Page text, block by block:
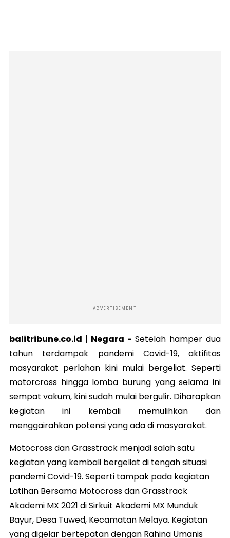
ADVERTISEMENT
balitribune.co.id | Negara - Setelah hamper dua
tahun terdampak pandemi Covid-19, aktifitas
masyarakat perlahan kini mulai bergeliat. Seperti
motorcross hingga lomba burung yang selama ini
sempat vakum, kini sudah mulai bergulir. Diharapkan
kegiatan ini kembali memulihkan dan
menggairahkan potensi yang ada di masyarakat.
Motocross dan Grasstrack menjadi salah satu
kegiatan yang kembali bergeliat di tengah situasi
pandemi Covid-19. Seperti tampak pada kegiatan
Latihan Bersama Motocross dan Grasstrack
Akademi MX 2021 di Sirkuit Akademi MX Munduk
Bayur, Desa Tuwed, Kecamatan Melaya. Kegiatan
yang digelar bertepatan dengan Rahina Umanis